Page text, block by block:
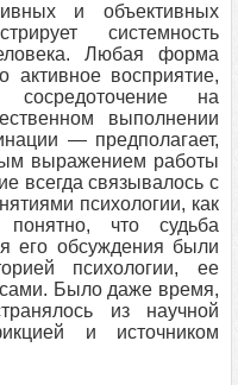
и объективных
системность
Любая форма
активное восприятие,
сосредоточение на
выполнении
— предполагает,
выражением работы
всегда связывалось с
психологии, как
что судьба
его обсуждения были
психологии, ее
Было даже время,
из научной
и источником